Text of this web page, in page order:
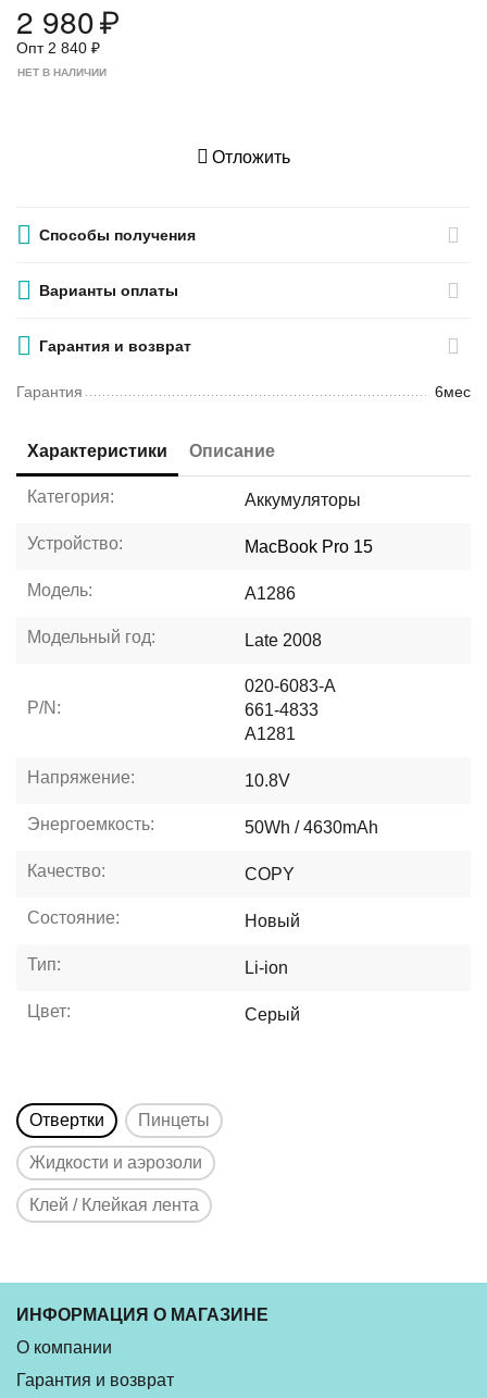
2 980₽
Опт 2 840 ₽
НЕТ В НАЛИЧИИ
Отложить
Способы получения
Варианты оплаты
Гарантия и возврат
Гарантия 6мес
Характеристики Описание
Категория: Аккумуляторы
Устройство: MacBook Pro 15
Модель: A1286
Модельный год: Late 2008
P/N:
020-6083-A
661-4833
A1281
Напряжение: 10.8V
Энергоемкость: 50Wh / 4630mAh
Качество: COPY
Состояние: Новый
Тип: Li-ion
Цвет: Серый
Отвертки Пинцеты
Жидкости и аэрозоли
Клей / Клейкая лента
ИНФОРМАЦИЯ О МАГАЗИНЕ
О компании
Гарантия и возврат